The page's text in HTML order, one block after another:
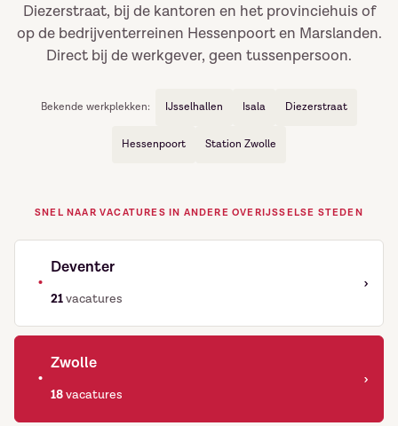
Diezerstraat, bij de kantoren en het provinciehuis of
op de bedrijventerreinen Hessenpoort en Marslanden.
Direct bij de werkgever, geen tussenpersoon.
Bekende werkplekken: IJsselhallen Isala Diezerstraat
Hessenpoort Station Zwolle
SNEL NAAR VACATURES IN ANDERE OVERIJSSELSE STEDEN
•
Deventer
21vacatures
›
•
Zwolle
18vacatures
›